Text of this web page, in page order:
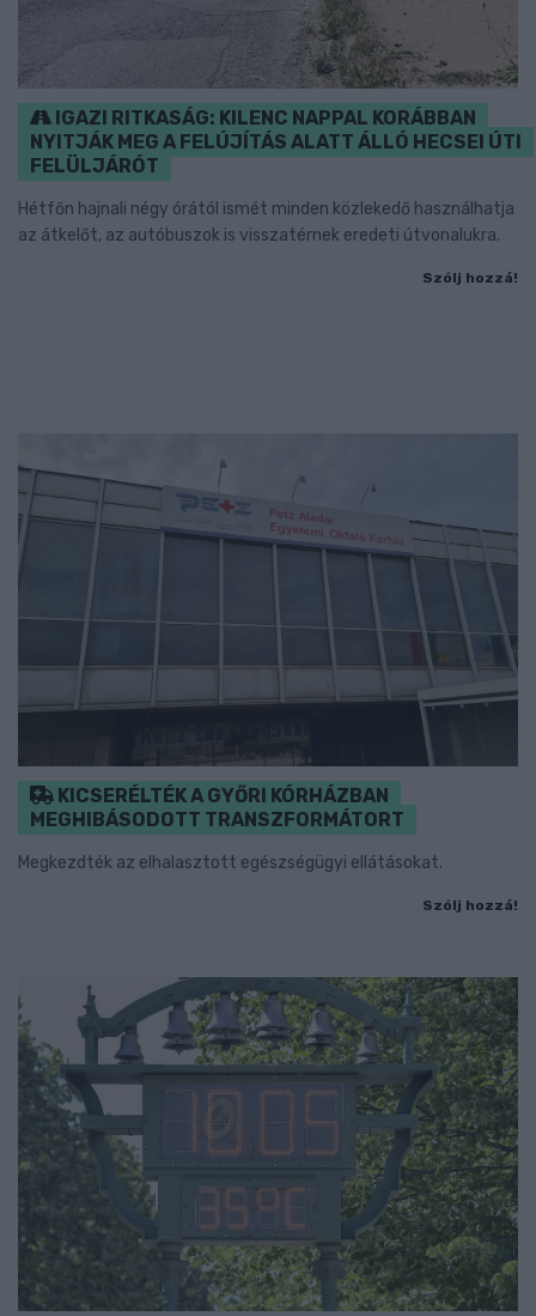
IGAZI RITKASÁG: KILENC NAPPAL KORÁBBAN
NYITJÁK MEG A FELÚJÍTÁS ALATT ÁLLÓ HECSEI ÚTI
FELÜLJÁRÓT
Hétfőn hajnali négy órától ismét minden közlekedő használhatja
az átkelőt, az autóbuszok is visszatérnek eredeti útvonalukra.
Szólj hozzá!
KICSERÉLTÉK A GYŐRI KÓRHÁZBAN
MEGHIBÁSODOTT TRANSZFORMÁTORT
Megkezdték az elhalasztott egészségügyi ellátásokat.
Szólj hozzá!